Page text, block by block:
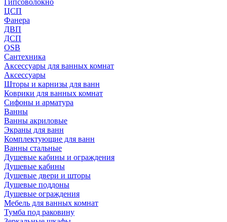
Гипсоволокно
ЦСП
Фанера
ДВП
ДСП
OSB
Сантехника
Аксессуары для ванных комнат
Аксессуары
Шторы и карнизы для ванн
Коврики для ванных комнат
Сифоны и арматура
Ванны
Ванны акриловые
Экраны для ванн
Комплектующие для ванн
Ванны стальные
Душевые кабины и ограждения
Душевые кабины
Душевые двери и шторы
Душевые поддоны
Душевые ограждения
Мебель для ванных комнат
Тумба под раковину